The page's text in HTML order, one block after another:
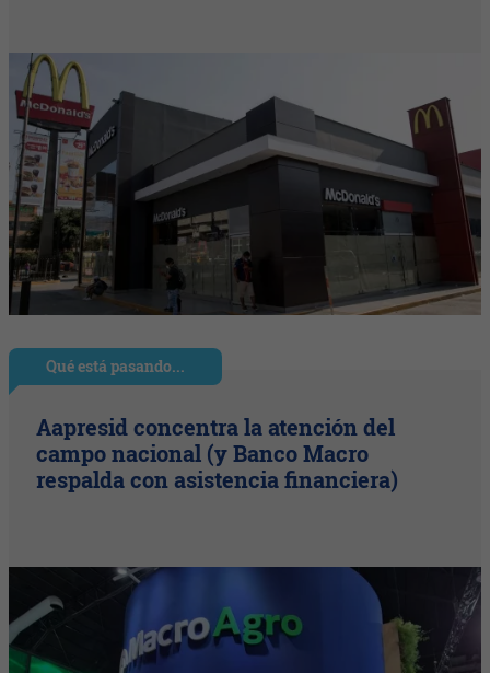
Qué está pasando...
Aapresid concentra la atención del
campo nacional (y Banco Macro
respalda con asistencia financiera)